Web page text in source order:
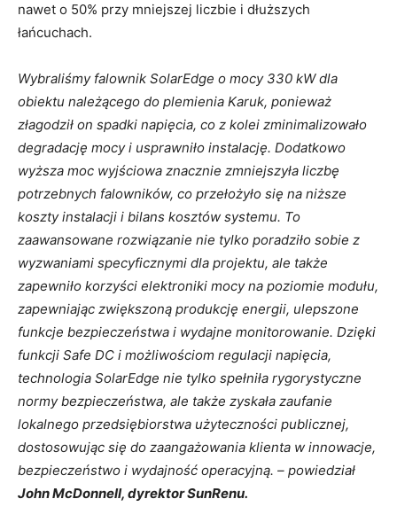
nawet o 50% przy mniejszej liczbie i dłuższych
łańcuchach.
Wybraliśmy falownik SolarEdge o mocy 330 kW dla
obiektu należącego do plemienia Karuk, ponieważ
złagodził on spadki napięcia, co z kolei zminimalizowało
degradację mocy i usprawniło instalację. Dodatkowo
wyższa moc wyjściowa znacznie zmniejszyła liczbę
potrzebnych falowników, co przełożyło się na niższe
koszty instalacji i bilans kosztów systemu. To
zaawansowane rozwiązanie nie tylko poradziło sobie z
wyzwaniami specyficznymi dla projektu, ale także
zapewniło korzyści elektroniki mocy na poziomie modułu,
zapewniając zwiększoną produkcję energii, ulepszone
funkcje bezpieczeństwa i wydajne monitorowanie. Dzięki
funkcji Safe DC i możliwościom regulacji napięcia,
technologia SolarEdge nie tylko spełniła rygorystyczne
normy bezpieczeństwa, ale także zyskała zaufanie
lokalnego przedsiębiorstwa użyteczności publicznej,
dostosowując się do zaangażowania klienta w innowacje,
bezpieczeństwo i wydajność operacyjną. – powiedział
John McDonnell, dyrektor SunRenu.